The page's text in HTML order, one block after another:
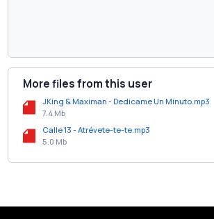
More files from this user
JKing & Maximan - Dedicame Un Minuto.mp3
7.4 Mb
Calle 13 - Atrévete-te-te.mp3
5.0 Mb